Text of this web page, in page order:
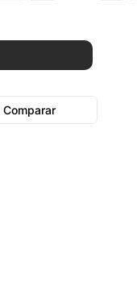
Comparar